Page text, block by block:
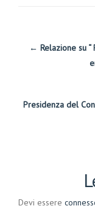
← Relazione su “
Presidenza del
Devi essere